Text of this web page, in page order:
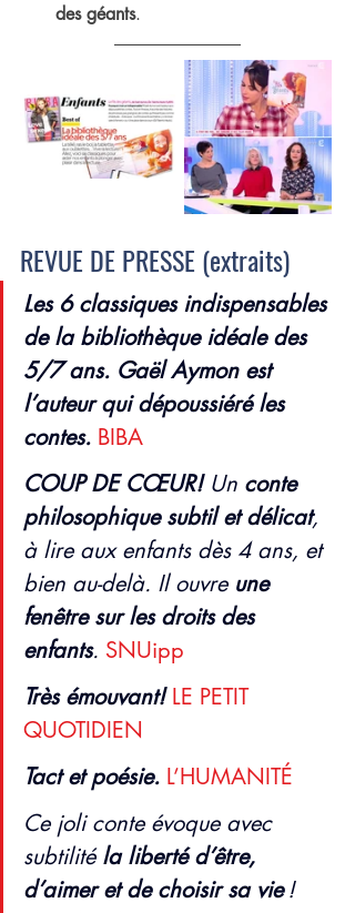
des géants.
REVUE DE PRESSE (extraits)
Les 6 classiques indispensables
de la bibliothèque idéale des
5/7 ans. Gaël Aymon est
l’auteur qui dépoussiéré les
contes. BIBA
COUP DE CŒUR! Un conte
philosophique subtil et délicat,
à lire aux enfants dès 4 ans, et
bien au-delà. Il ouvre une
fenêtre sur les droits des
enfants. SNUipp
Très émouvant! LE PETIT
QUOTIDIEN
Tact et poésie. L’HUMANITÉ
Ce joli conte évoque avec
subtilité la liberté d’être,
d’aimer et de choisir sa vie !